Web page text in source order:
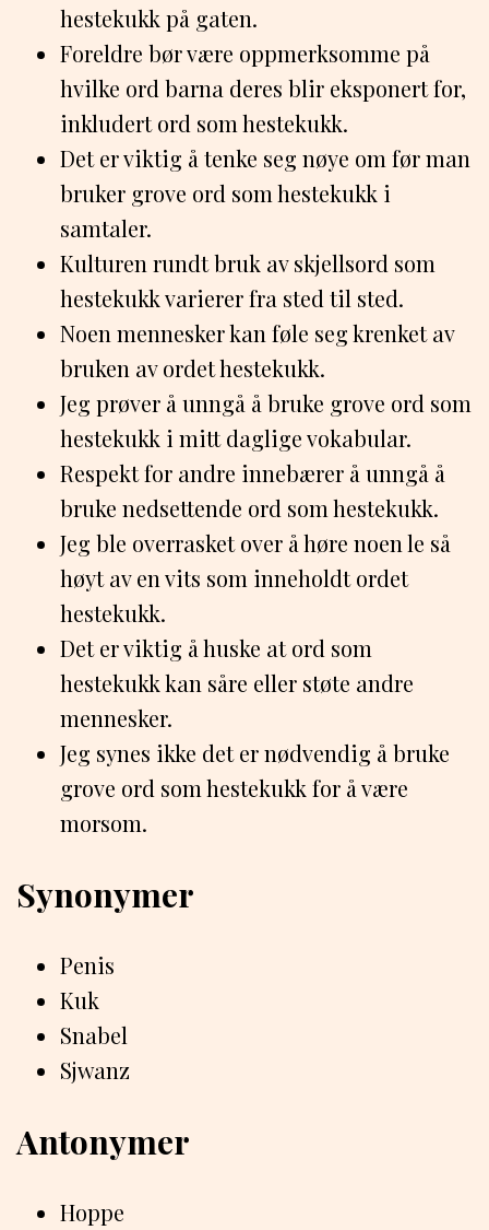
hestekukk på gaten.
Foreldre bør være oppmerksomme på
hvilke ord barna deres blir eksponert for,
inkludert ord som hestekukk.
Det er viktig å tenke seg nøye om før man
bruker grove ord som hestekukk i
samtaler.
Kulturen rundt bruk av skjellsord som
hestekukk varierer fra sted til sted.
Noen mennesker kan føle seg krenket av
bruken av ordet hestekukk.
Jeg prøver å unngå å bruke grove ord som
hestekukk i mitt daglige vokabular.
Respekt for andre innebærer å unngå å
bruke nedsettende ord som hestekukk.
Jeg ble overrasket over å høre noen le så
høyt av en vits som inneholdt ordet
hestekukk.
Det er viktig å huske at ord som
hestekukk kan såre eller støte andre
mennesker.
Jeg synes ikke det er nødvendig å bruke
grove ord som hestekukk for å være
morsom.
Synonymer
Penis
Kuk
Snabel
Sjwanz
Antonymer
Hoppe